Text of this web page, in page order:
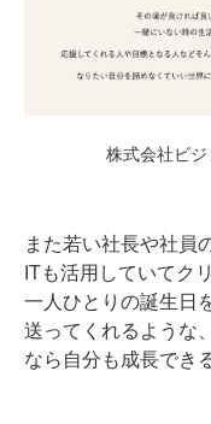
株式会社ビジ
また若い社長や社員
ITも活用していてク
一人ひとりの誕生日
送ってくれるような
なら自分も成長でき